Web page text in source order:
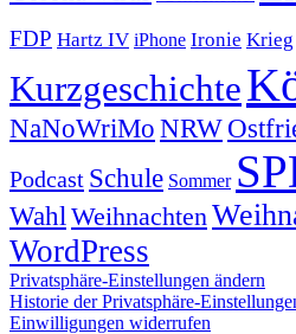
FDP Hartz IV iPhone Ironie Krieg
Kurzgeschichte
NaNoWriMo NRW
Podcast Schule Sommer
Wahl Weihnachten
WordPress
Privatsphäre-Einstellungen ändern
Historie der Privatsphäre-
Einwilligungen widerrufen